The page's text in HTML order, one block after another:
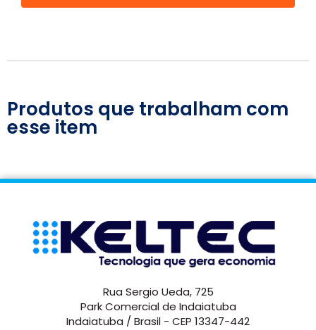
Produtos que trabalham com
esse item
Rua Sergio Ueda, 725
Park Comercial de Indaiatuba
Indaiatuba / Brasil - CEP 13347-442